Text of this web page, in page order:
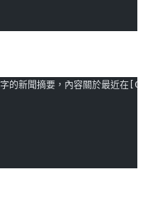
的新聞摘要，內容關於最近在